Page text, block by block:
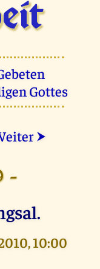
Gottes
⮞
-
10:00